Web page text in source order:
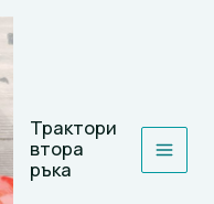
Трактори
втора
ръка